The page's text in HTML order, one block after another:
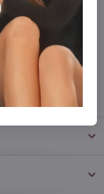
Ware für Sie